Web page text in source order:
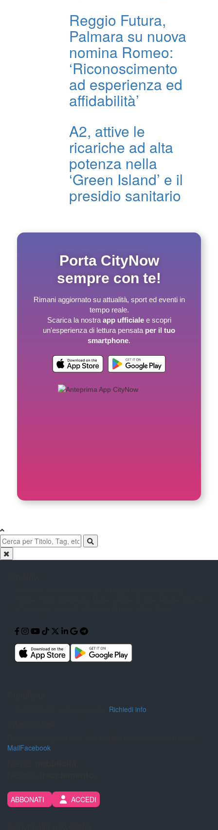
Reggio Futura,
Palmara su nuova
nomina Romeo:
‘Riconoscimento
ad esperienza ed
affidabilità’
A2, attive le
ricariche ad alta
potenza nella
‘Green Island’ e il
presidio sanitario
Porta CityNow
sempre con te!
Rimani aggiornato su attualità, sport ed eventi in
tempo reale.
Scarica la nostra app ufficialee scopri
un'esperienza di lettura pensata per il tuo
smartphone.
Richiedi info
MailFacebook
ABBONATI ACCEDI